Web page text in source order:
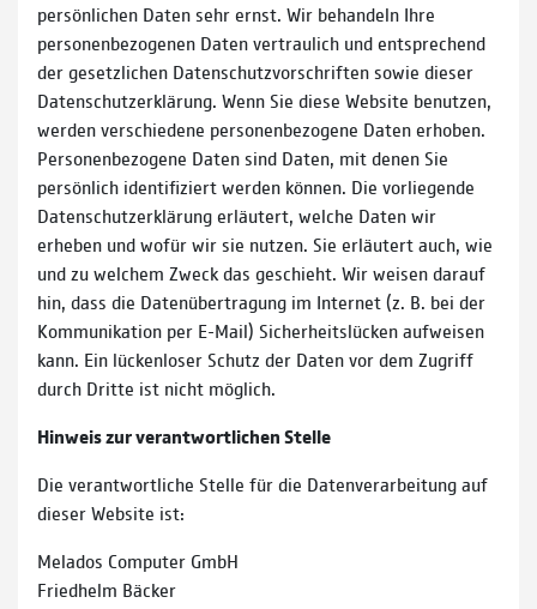
persönlichen Daten sehr ernst. Wir behandeln Ihre
personenbezogenen Daten vertraulich und entsprechend
der gesetzlichen Datenschutzvorschriften sowie dieser
Datenschutzerklärung. Wenn Sie diese Website benutzen,
werden verschiedene personenbezogene Daten erhoben.
Personenbezogene Daten sind Daten, mit denen Sie
persönlich identifiziert werden können. Die vorliegende
Datenschutzerklärung erläutert, welche Daten wir
erheben und wofür wir sie nutzen. Sie erläutert auch, wie
und zu welchem Zweck das geschieht. Wir weisen darauf
hin, dass die Datenübertragung im Internet (z. B. bei der
Kommunikation per E-Mail) Sicherheitslücken aufweisen
kann. Ein lückenloser Schutz der Daten vor dem Zugriff
durch Dritte ist nicht möglich.
Hinweis zur verantwortlichen Stelle
Die verantwortliche Stelle für die Datenverarbeitung auf
dieser Website ist:
Melados Computer GmbH
Friedhelm Bäcker